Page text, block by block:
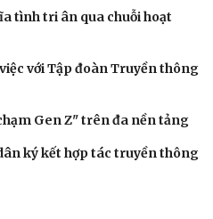
tình tri ân qua chuỗi hoạt
với Tập đoàn Truyền thông
Gen Z" trên đa nền tảng
ký kết hợp tác truyền thông